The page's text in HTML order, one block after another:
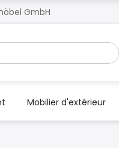
GmbH
Mobilier d'extérieur